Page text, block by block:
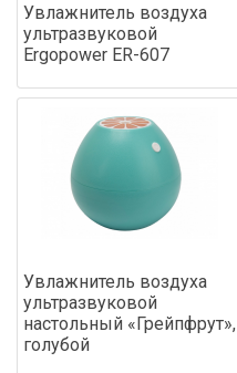
Увлажнитель воздуха
ультразвуковой
Ergopower ER-607
Увлажнитель воздуха
ультразвуковой
настольный «Грейпфрут»,
голубой